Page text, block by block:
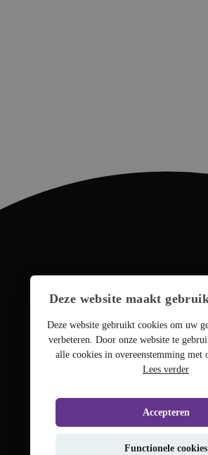
Deze website maakt
Deze website gebruikt cookies om uw
verbeteren. Door onze website te
alle cookies in overeenstemming met
Lees verder
Accepteren
Functionele cookies